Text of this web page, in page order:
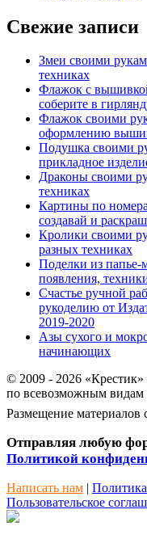
Свежие записи
Змеи своими
техниках
Флажок с
соберите в
Флажок своими
оформлению
Подушка своими
прикладное
Драконы своими
техниках
Картины по
создавай и
Кролики своими
разных техниках
Поделки из
появления,
Счастье ручной
рукоделию от
2019-2020
Азы сухого и
начинающих
© 2009 - 2026
по всевозможным видам
Размещение материалов
Отправляя любую
Политикой
Написать нам |
Пользовательское